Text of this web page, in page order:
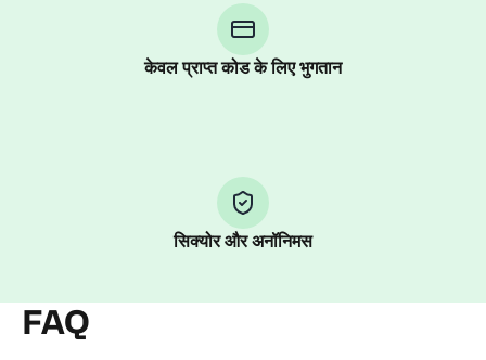
केवल प्राप्त कोड के लिए भुगतान
सिक्योर और अनॉनिमस
FAQ
Telegram using your card (or Google Pay, Apple Pay, or
other supported methods).
You use those Stars to pay our bot and complete the
Pay with Telegram Stars